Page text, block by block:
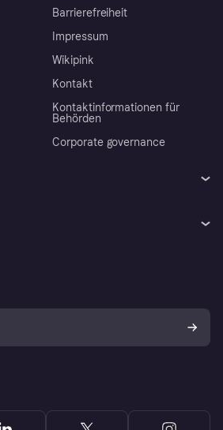
Barrierefreiheit
Impressum
Wikipink
Kontakt
Kontaktinformationen für
Behörden
Corporate governance
Dein Widerrufsrecht